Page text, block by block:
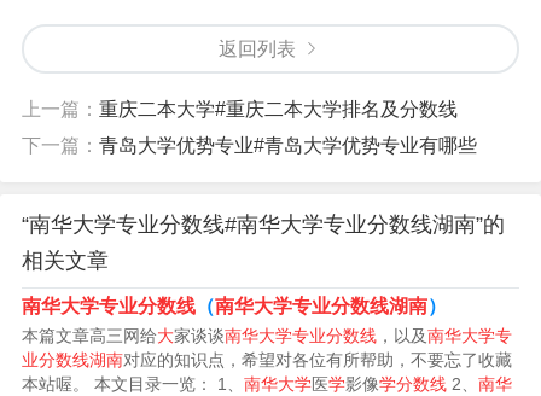
南华大学多少分能上
年该学校录取分数线如下：2023南华大学在河北省本科批
录取分数线是501分；在湖南省本科批普通类专业组109录
取分数线是587分，专业组105录取分数线是541分，专业
组108录取分数线是538分。
理科587，文科509。根据南华大学查询显示：2023年，学
校的录取分数线是理科587，位次20766，文科509，位次1
返回列表
上一篇： 重庆二本大学#重庆二本大学排名及分数线
下一篇： 青岛大学优势专业#青岛大学优势专业有哪些
“南华大学专业分数线#南华大学专业分数线湖南”的
相关文章
南华大学专业分数线 （南华大学专业分数线湖南）
本篇文章高三网给大家谈谈南华大学专业分数线 ，以及南华大学专
业分数线湖南对应的知识点，希望对各位有所帮助，不要忘了收藏
本站喔。 本文目录一览： 1、 南华大学医学影像学分数线 2、 南华